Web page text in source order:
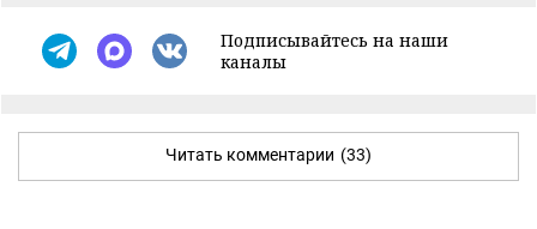
Подписывайтесь на наши
каналы
Читать комментарии (33)